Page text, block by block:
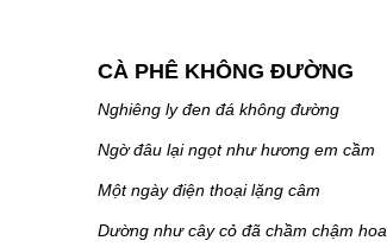
CÀ PHÊ KHÔNG ĐƯỜNG
Nghiêng ly đen đá không đường
Ngờ đâu lại ngọt như hương em cầm
Một ngày điện thoại lặng câm
Dường như cây cỏ đã chầm chậm hoa